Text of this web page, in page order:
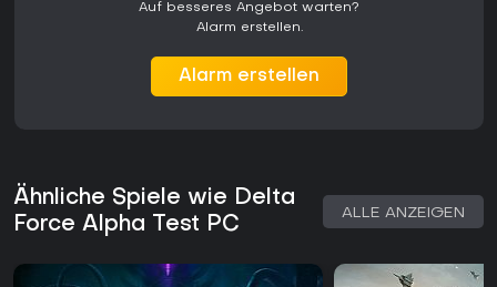
Auf besseres Angebot warten?
Alarm erstellen.
Alarm erstellen
Ähnliche Spiele wie Delta
Force Alpha Test PC
ALLE ANZEIGEN